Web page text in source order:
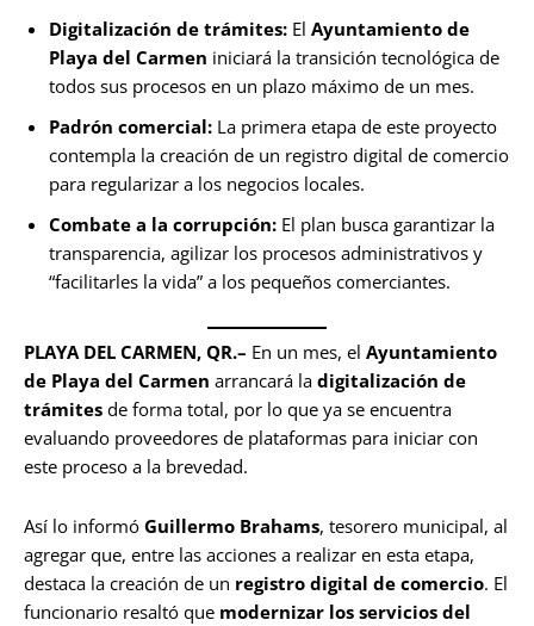
Digitalización de trámites: El Ayuntamiento de
Playa del Carmen iniciará la transición tecnológica de
todos sus procesos en un plazo máximo de un mes.
Padrón comercial: La primera etapa de este proyecto
contempla la creación de un registro digital de comercio
para regularizar a los negocios locales.
Combate a la corrupción: El plan busca garantizar la
transparencia, agilizar los procesos administrativos y
“facilitarles la vida” a los pequeños comerciantes.
PLAYA DEL CARMEN, QR.– En un mes, el Ayuntamiento
de Playa del Carmen arrancará la digitalización de
trámites de forma total, por lo que ya se encuentra
evaluando proveedores de plataformas para iniciar con
este proceso a la brevedad.
Así lo informó Guillermo Brahams, tesorero municipal, al
agregar que, entre las acciones a realizar en esta etapa,
destaca la creación de un registro digital de comercio. El
funcionario resaltó que modernizar los servicios del